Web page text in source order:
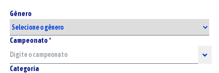
Gênero
Campeonato *
Categoria